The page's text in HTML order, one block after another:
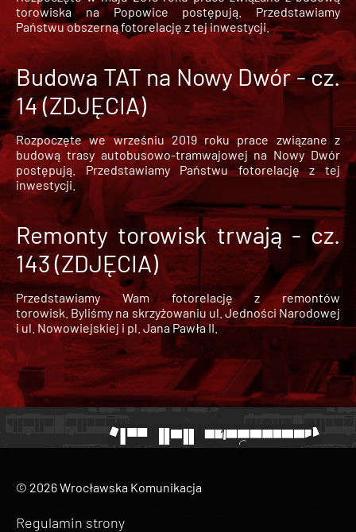
torowiska na Popowice
postępują. Przedstawiamy
Państwu obszerną fotorelację z tej inwestycji.
Budowa TAT na Nowy Dwór - cz.
14 (ZDJĘCIA)
Rozpoczęte we wrześniu 2019 roku prace związane z
budową trasy autobusowo-tramwajowej na Nowy Dwór
postępują. Przedstawiamy Państwu fotorelację z tej
inwestycji.
Remonty torowisk trwają - cz.
143 (ZDJĘCIA)
Przedstawiamy Wam fotorelację z remontów
torowisk. Byliśmy na skrzyżowaniu ul. Jedności Narodowej
i ul. Nowowiejskiej i pl. Jana Pawła II.
© 2026 Wrocławska Komunikacja
Regulamin strony